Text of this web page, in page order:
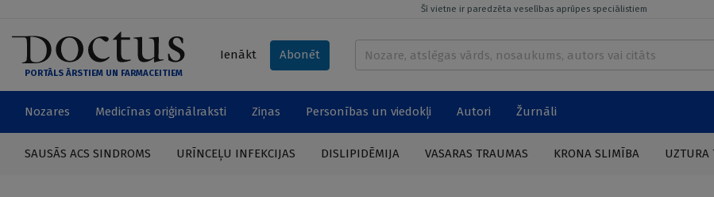
Šī vietne ir paredzēta veselības aprūpes speciālistiem
PORTĀLS ĀRSTIEM UN FARMACEITIEM
Ienākt Abonēt
Nozares Medicīnas oriģinālraksti Ziņas Personības un viedokļi Autori Žurnāli
SAUSĀS ACS SINDROMS URĪNCEĻU INFEKCIJAS DISLIPIDĒMIJA VASARAS TRAUMAS KRONA SLIMĪBA UZTURA